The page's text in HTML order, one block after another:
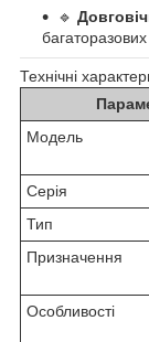
🔹
багаторазових
Технічні
Модель
Серія
Тип
Призначення
Особливості